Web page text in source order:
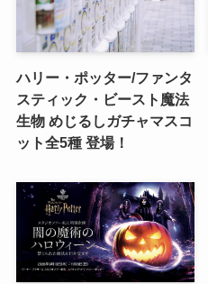
ハリー・ポッター/ファンタ
スティック・ビースト魔法
生物 めじるしガチャマスコ
ット全5種 登場！